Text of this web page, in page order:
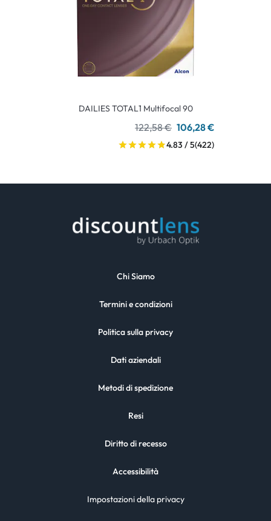
DAILIES TOTAL1 Multifocal 90
122,58 € 106,28 €
4.83 / 5(422)
Chi Siamo
Termini e condizioni
Politica sulla privacy
Dati aziendali
Metodi di spedizione
Resi
Diritto di recesso
Accessibilità
Impostazioni della privacy